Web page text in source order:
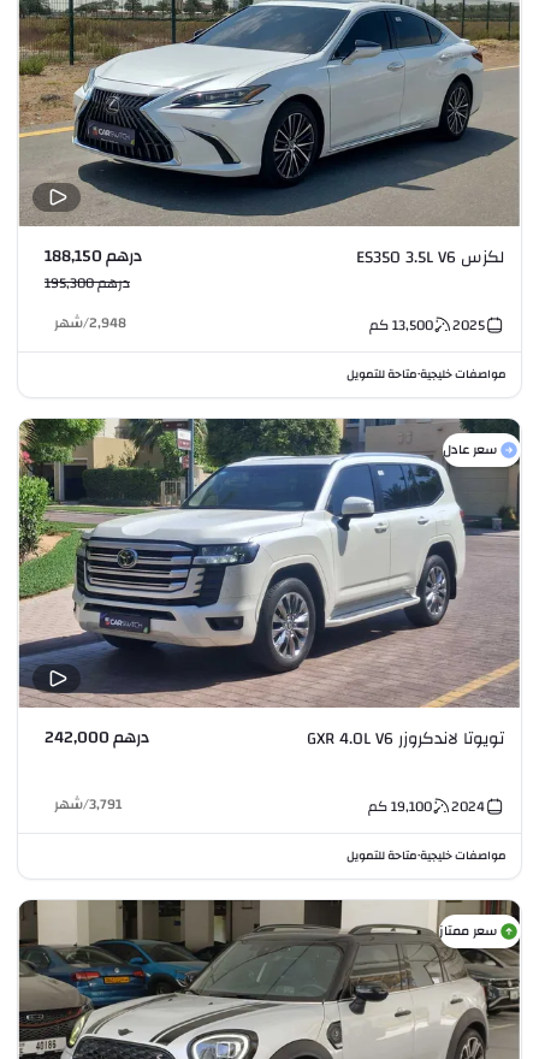
لكزس ES350 3.5L V6 درهم 188,150
درهم 195,300
2025
13,500كم 2,948
/شهر
مواصفات خليجية•متاحة للتمويل
سعر عادل
تويوتا لاندكروزر GXR 4.0L V6 درهم 242,000
2024
19,100كم 3,791
/شهر
مواصفات خليجية•متاحة للتمويل
سعر ممتاز